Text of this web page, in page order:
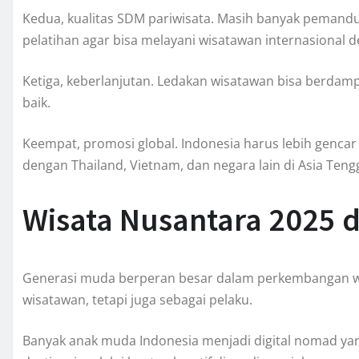
Kedua, kualitas SDM pariwisata. Masih banyak
pelatihan agar bisa melayani wisatawan internasional
Ketiga, keberlanjutan. Ledakan wisatawan bisa
baik.
Keempat, promosi global. Indonesia harus lebih
dengan Thailand, Vietnam, dan negara lain di Asia
Wisata Nusantara 2025
Generasi muda berperan besar dalam perkembangan
wisatawan, tetapi juga sebagai pelaku.
Banyak anak muda Indonesia menjadi digital nomad